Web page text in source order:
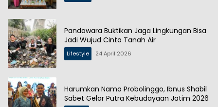
Pandawara Buktikan Jaga Lingkungan Bisa
Jadi Wujud Cinta Tanah Air
Lifestyle 24 April 2026
Harumkan Nama Probolinggo, Ibnus Shabil
Sabet Gelar Putra Kebudayaan Jatim 2026